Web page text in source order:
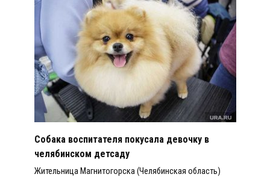
Собака воспитателя покусала девочку в
челябинском детсаду
Жительница Магнитогорска (Челябинская область)